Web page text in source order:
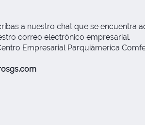
a nuestro chat que se encuentra
correo electrónico empresarial.
Empresarial Parquiámerica